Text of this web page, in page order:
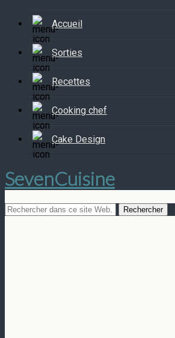
Accueil
Sorties
Recettes
Cooking chef
Cake Design
SevenCuisine